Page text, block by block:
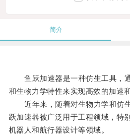
简介
鱼跃加速器是一种仿生工具，
和生物力学特性来实现高效的加速
近年来，随着对生物力学和仿生
跃加速器被广泛用于工程领域，特
机器人和航行器设计等领域。